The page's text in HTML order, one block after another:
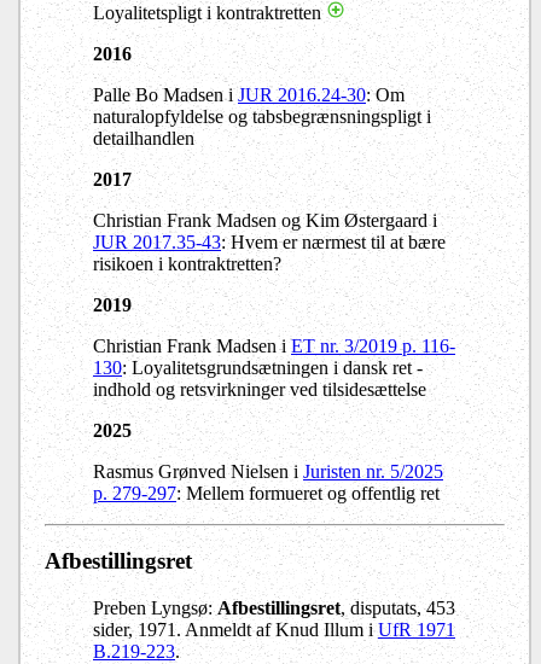
Loyalitetspligt i kontraktretten
2016
Palle Bo Madsen iJUR 2016.24-30: Om
naturalopfyldelse og tabsbegrænsningspligt i
detailhandlen
2017
Christian Frank Madsen og Kim Østergaard i
JUR 2017.35-43: Hvem er nærmest til at bære
risikoen i kontraktretten?
2019
Christian Frank Madsen iET nr. 3/2019 p. 116-
130: Loyalitetsgrundsætningen i dansk ret -
indhold og retsvirkninger ved tilsidesættelse
2025
Rasmus Grønved Nielsen i Juristen nr. 5/2025
p. 279-297: Mellem formueret og offentlig ret
Afbestillingsret
Preben Lyngsø:Afbestillingsret, disputats, 453
sider, 1971. Anmeldt af Knud Illum iUfR 1971
B.219-223.